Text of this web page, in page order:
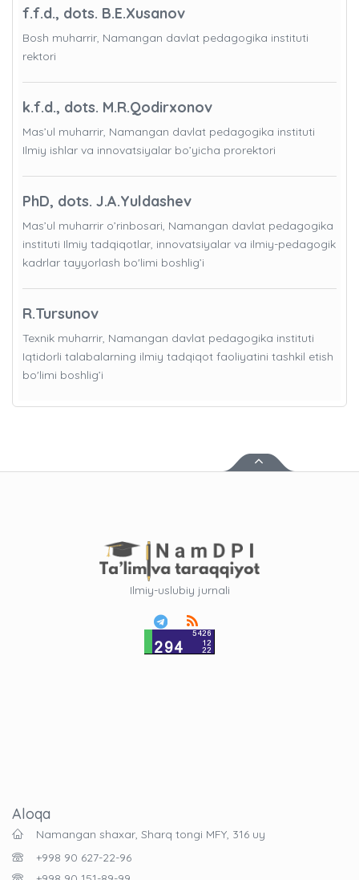
f.f.d., dots. B.E.Xusanov
Bosh muharrir, Namangan davlat pedagogika instituti
rektori
k.f.d., dots. M.R.Qodirxonov
Mas’ul muharrir, Namangan davlat pedagogika instituti
Ilmiy ishlar va innovatsiyalar bo’yicha prorektori
PhD, dots. J.A.Yuldashev
Mas’ul muharrir o’rinbosari, Namangan davlat pedagogika
instituti Ilmiy tadqiqotlar, innovatsiyalar va ilmiy-pedagogik
kadrlar tayyorlash bo'limi boshlig’i
R.Tursunov
Texnik muharrir, Namangan davlat pedagogika instituti
Iqtidorli talabalarning ilmiy tadqiqot faoliyatini tashkil etish
bo'limi boshlig’i
Ilmiy-uslubiy jurnali
Aloqa
Namangan shaxar, Sharq tongi MFY, 316 uy
+998 90 627-22-96